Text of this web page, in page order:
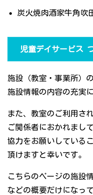
炭火焼肉酒家牛角吹
児童デイサービス
施設（教室・事業所）
施設情報の内容の充実
また、教室のご利用さ
ご関係者におかれまし
協力をお願いしている
頂けますと幸いです。
こちらのページの施設
などの概要だけになっ